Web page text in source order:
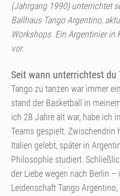
(Jahrgang 1990) unterrichtet
Ballhaus Tango Argentino,
Workshops. Ein Argentinier in
vor.
Seit wann unterrichtest du
Tango zu tanzen war immer
stand der Basketball in
ich 28 Jahre alt war, habe ich
Teams gespielt. Zwischendrin
Italien gelebt, später in
Philosophie studiert.
der Liebe wegen nach Berlin
Leidenschaft Tango